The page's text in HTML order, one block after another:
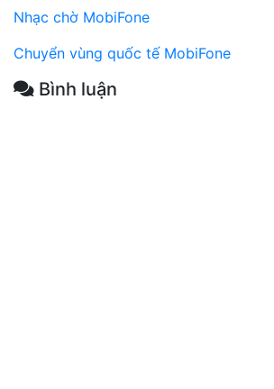
Nhạc chờ MobiFone
Chuyển vùng quốc tế MobiFone
Bình luận